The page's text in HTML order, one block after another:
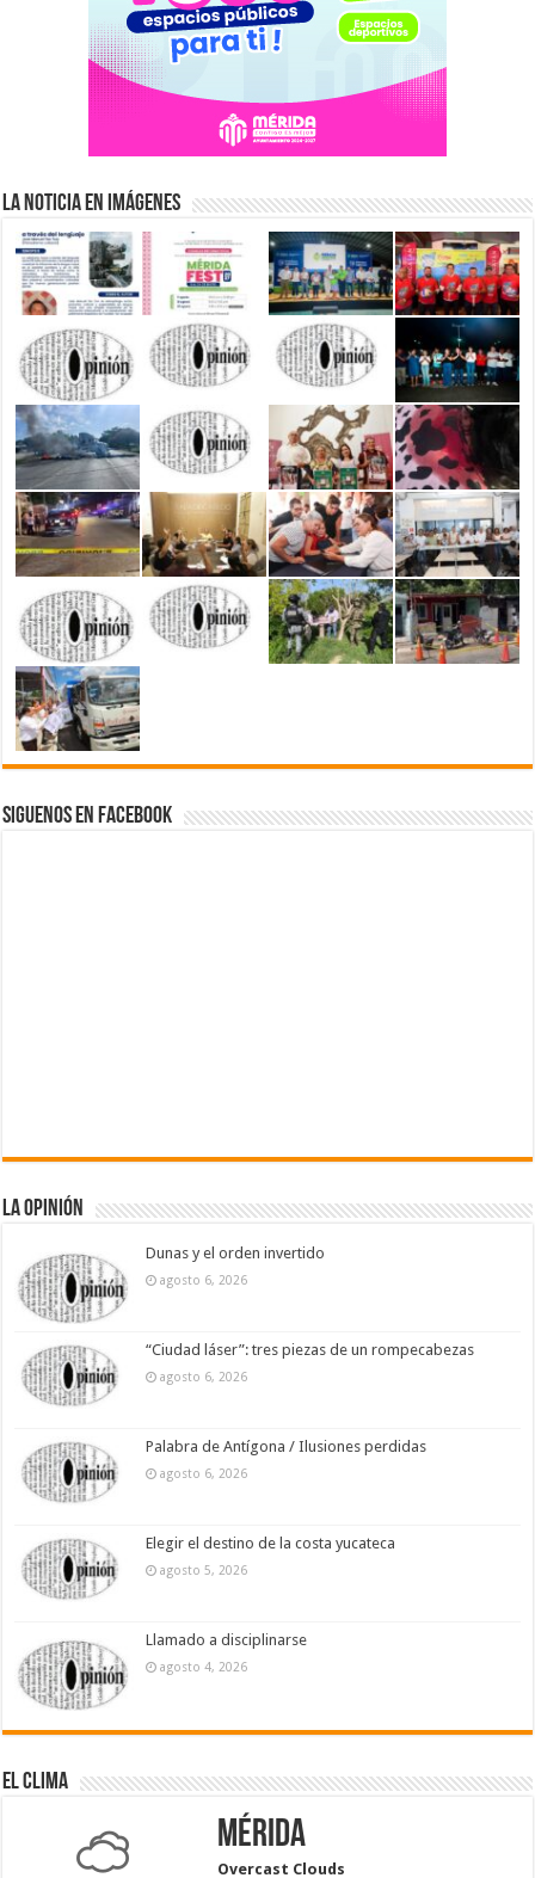
La Noticia en Imágenes
Siguenos en Facebook
La Opinión
Dunas y el orden invertido
agosto 6, 2026
“Ciudad láser”: tres piezas de un rompecabezas
agosto 6, 2026
Palabra de Antígona / Ilusiones perdidas
agosto 6, 2026
Elegir el destino de la costa yucateca
agosto 5, 2026
Llamado a disciplinarse
agosto 4, 2026
El Clima
Mérida
Overcast Clouds